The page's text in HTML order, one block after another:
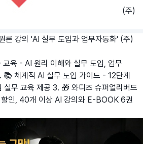
(주)
론 강의 'AI 실무 도입과 업무자동화' (주)
육 - AI 원리 이해와 실무 도입, 업무
📚 체계적 AI 실무 도입 가이드 - 12단계
실무 교육 제공 3. 🎁 와디즈 슈퍼얼리버드
인, 40개 이상 AI 강의와 E-BOOK 6권